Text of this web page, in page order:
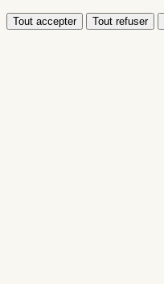
Tout accepter Tout refuser